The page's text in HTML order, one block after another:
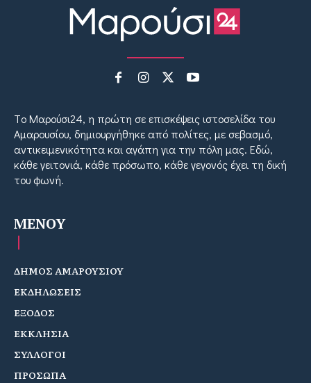
Tο Μαρούσι24, η πρώτη σε επισκέψεις ιστοσελίδα του
Αμαρουσίου, δημιουργήθηκε από πολίτες, με σεβασμό,
αντικειμενικότητα και αγάπη για την πόλη μας. Εδώ,
κάθε γειτονιά, κάθε πρόσωπο, κάθε γεγονός έχει τη δική
του φωνή.
MENOY
ΔΗΜΟΣ ΑΜΑΡΟΥΣΙΟΥ
ΕΚΔΗΛΩΣΕΙΣ
ΕΞΟΔΟΣ
ΕΚΚΛΗΣΙΑ
ΣΥΛΛΟΓΟΙ
ΠΡΟΣΩΠΑ